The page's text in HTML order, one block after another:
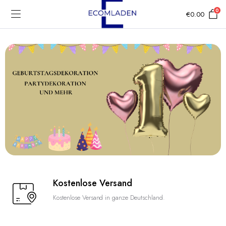
€0.00 0
Kostenlose Versand
Kostenlose Versand in ganze Deutschland.